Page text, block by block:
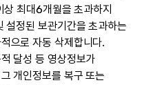
상 최대6개월을 초과하지
설정된 보관기간을 초과하는
으로 자동 삭제합니다.
달성 등 영상정보가
개인정보를 복구 또는